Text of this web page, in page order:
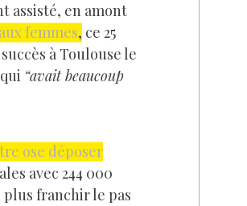
assisté, en amont
femmes, ce 25
à Toulouse le
“avait beaucoup
ose déposer
avec 244 000
plus franchir le pas